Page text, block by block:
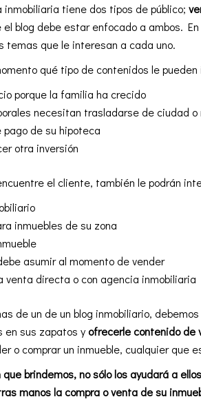
inmobiliaria tiene dos tipos de público;
el blog debe estar enfocado a ambos.
temas que le interesan a cada uno.
qué tipo de contenidos le
porque la familia ha crecido
necesitan trasladarse de ciudad o
de su hipoteca
otra inversión
el cliente, también le podrán
inmuebles de su zona
asumir al momento de vender
venta directa o con agencia inmobiliaria
de un de un blog inmobiliario,
en sus zapatos yofrecerle contenido de
o comprar un inmueble, cualquier que
brindemos, no sólo los ayudará a
manos la compra o venta de su